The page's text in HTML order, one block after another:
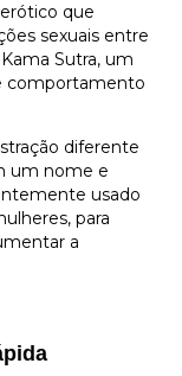
que
sexuais entre
Sutra, um
comportamento
diferente
um nome e
usado
para
a